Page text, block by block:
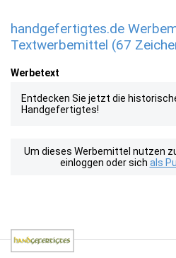
handgefertigtes.de
Textwerbemittel (67
Werbetext
Entdecken Sie jetzt die
Handgefertigtes!
Um dieses Werbemittel nutzen
einloggen oder sich als